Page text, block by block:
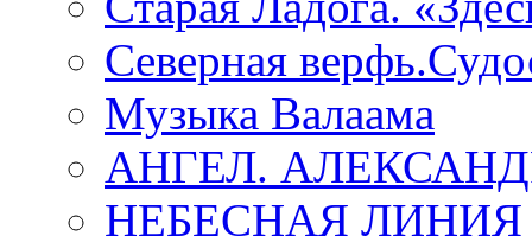
Северная
Музыка Валаама
АНГЕЛ.
НЕБЕСНАЯ ЛИНИЯ